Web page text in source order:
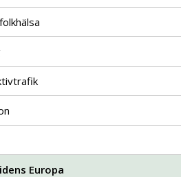
Europa